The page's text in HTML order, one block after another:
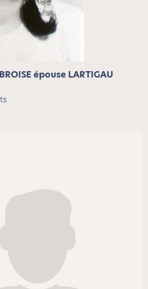
épouse LARTIGAU